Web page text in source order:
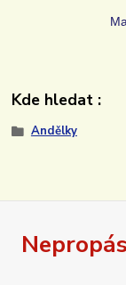
Kde hledat :
Andělky